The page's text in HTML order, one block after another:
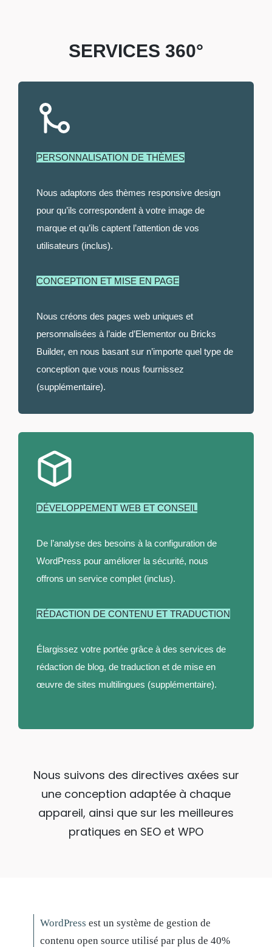
SERVICES 360°
PERSONNALISATION DE THÈMES
Nous adaptons des thèmes responsive design
pour qu’ils correspondent à votre image de
marque et qu’ils captent l’attention de vos
utilisateurs (inclus).
CONCEPTION ET MISE EN PAGE
Nous créons des pages web uniques et
personnalisées à l’aide d’Elementor ou Bricks
Builder, en nous basant sur n’importe quel type de
conception que vous nous fournissez
(supplémentaire).
DÉVELOPPEMENT WEB ET CONSEIL
De l’analyse des besoins à la configuration de
WordPress pour améliorer la sécurité, nous
offrons un service complet (inclus).
RÉDACTION DE CONTENU ET TRADUCTION
Élargissez votre portée grâce à des services de
rédaction de blog, de traduction et de mise en
œuvre de sites multilingues (supplémentaire).
Nous suivons des directives axées sur
une conception adaptée à chaque
appareil, ainsi que sur les meilleures
pratiques en SEO et WPO
WordPress est un système de gestion de
contenu open source utilisé par plus de 40%